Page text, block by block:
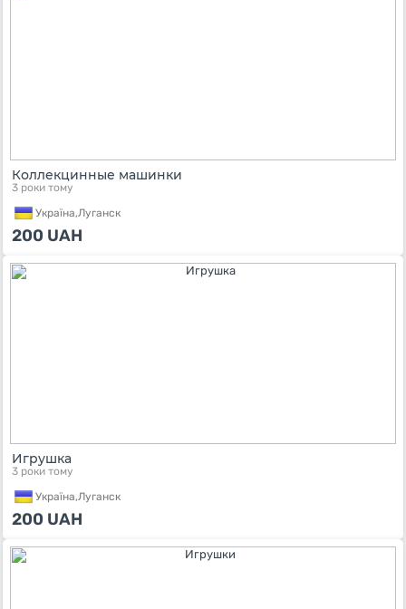
Коллекцинные машинки
3 роки тому
Україна,Луганск
200 UAH
Игрушка
3 роки тому
Україна,Луганск
200 UAH